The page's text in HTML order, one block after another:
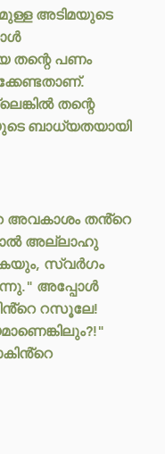
അടിമയുടെ
തന്റെ പണം
തന്റെ
ബാധ്യതയായി
അവകാശം തൻ്റെ
അല്ലാഹു
സ്വർഗം
അപ്പോൾ
റസൂലേ!